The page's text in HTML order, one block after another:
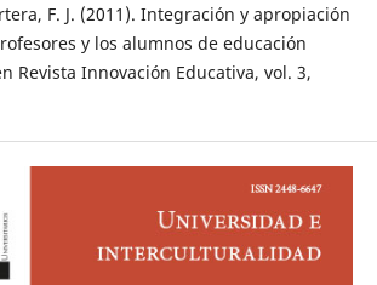
F. J. (2011). Integración y apropiación
y los alumnos de educación
Revista Innovación Educativa, vol. 3,